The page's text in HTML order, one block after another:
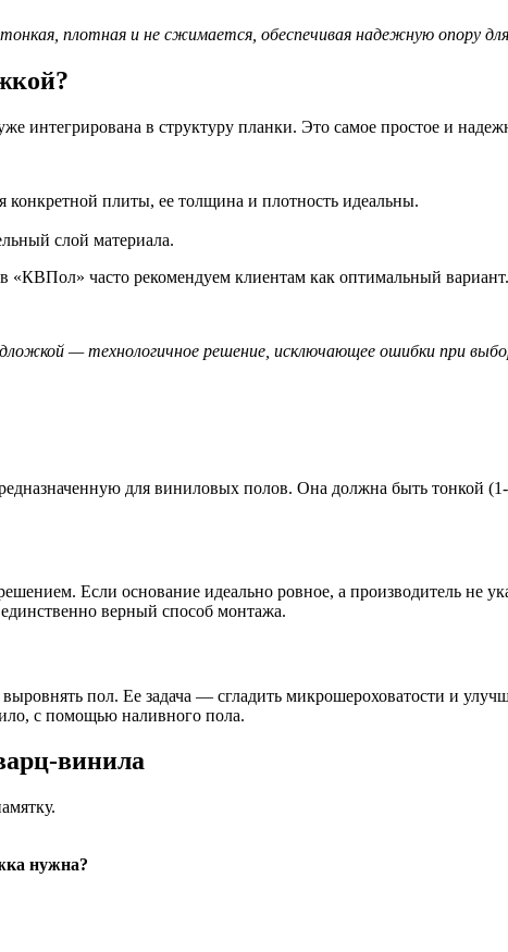
плотная и не сжимается, обеспечивая надежную опору
интегрирована в структуру планки. Это самое простое и
конкретной плиты, ее толщина и плотность идеальны.
слой материала.
часто рекомендуем клиентам как оптимальный вариант.
— технологичное решение, исключающее ошибки при
для виниловых полов. Она должна быть тонкой
Если основание идеально ровное, а производитель не
верный способ монтажа.
пол. Ее задача — сгладить микрошероховатости и
с помощью наливного пола.
винила
нужна?